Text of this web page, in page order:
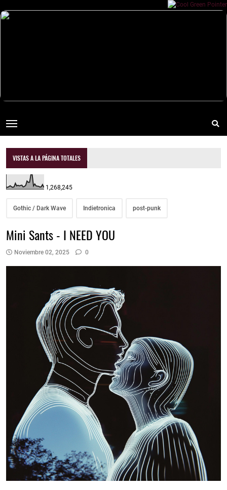
VISTAS A LA PÁGINA TOTALES
1,268,245
Gothic / Dark Wave Indietronica post-punk
Mini Sants - I NEED YOU
Noviembre 02, 2025 0